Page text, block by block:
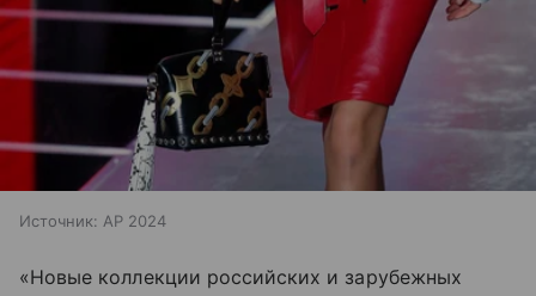
Источник: AP 2024
«Новые коллекции российских и зарубежных